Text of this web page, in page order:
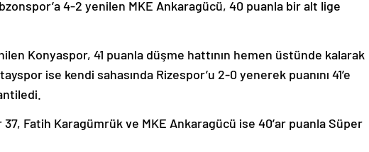
4-2 yenilen MKE Ankaragücü, 40 puanla bir alt lige
Konyaspor, 41 puanla düşme hattının hemen üstünde kalarak
ise kendi sahasında Rizespor’u 2-0 yenerek puanını 41’e
Fatih Karagümrük ve MKE Ankaragücü ise 40’ar puanla Süper